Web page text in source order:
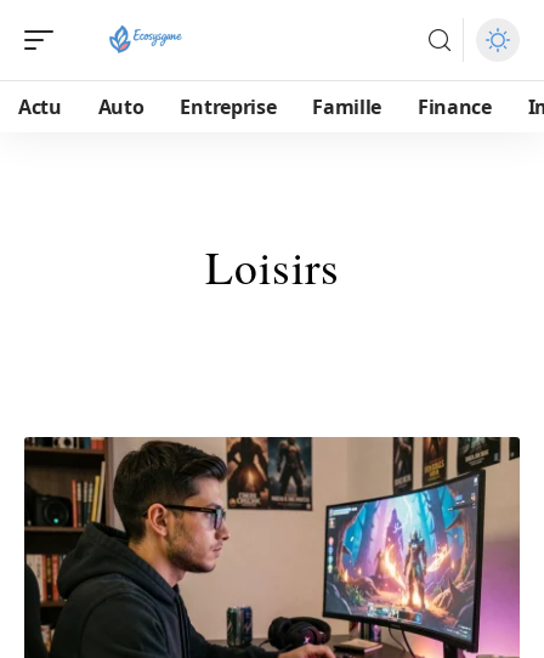
Actu Auto Entreprise Famille Finance
Loisirs